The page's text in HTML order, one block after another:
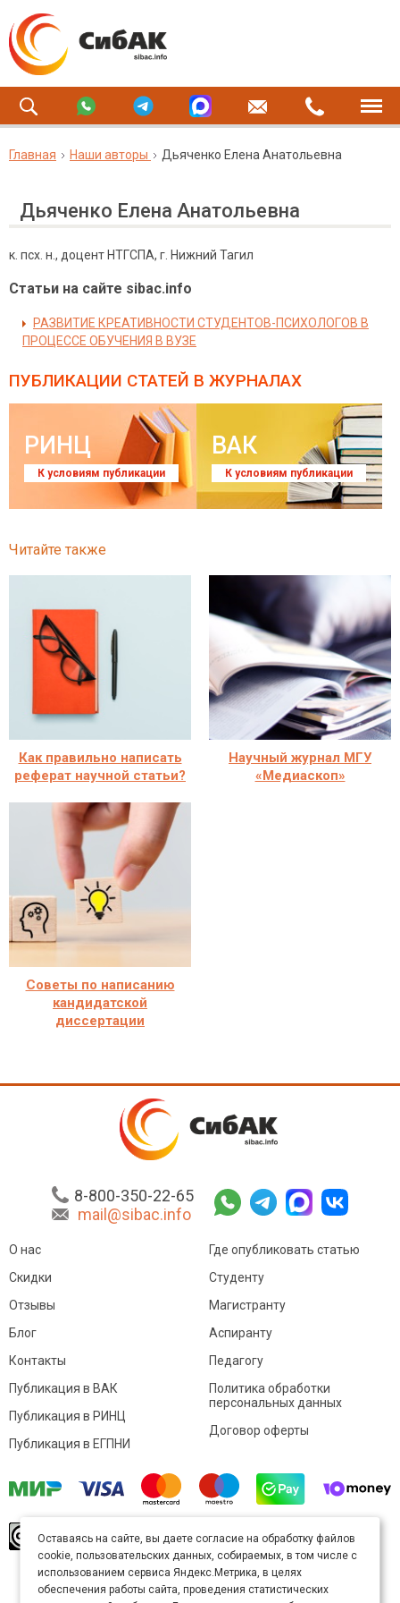
Главная Наши авторы Дьяченко Елена Анатольевна
Дьяченко Елена Анатольевна
к. псх. н., доцент НТГСПА, г. Нижний Тагил
Статьи на сайте sibac.info
РАЗВИТИЕ КРЕАТИВНОСТИ СТУДЕНТОВ-ПСИХОЛОГОВ В
ПРОЦЕССЕ ОБУЧЕНИЯ В ВУЗЕ
ПУБЛИКАЦИИ СТАТЕЙ В ЖУРНАЛАХ
РИНЦ
К условиям публикации
ВАК
К условиям публикации
Читайте также
Как правильно написать
реферат научной статьи?
Научный журнал МГУ
«Медиаскоп»
Советы по написанию
кандидатской
диссертации
8-800-350-22-65
mail@sibac.info
О нас
Скидки
Отзывы
Блог
Контакты
Где опубликовать статью
Студенту
Магистранту
Аспиранту
Педагогу
Публикация в ВАК
Публикация в РИНЦ
Публикация в ЕГПНИ
Политика обработки
персональных данных
Договор оферты
произведение доступно полицензии Creative
Commons «Attribution» («Атрибуция») 4.0
Непортированная.
Карта сайта
Оставаясь на сайте, вы даете согласие на обработку файлов
cookie, пользовательских данных, собираемых, в том числе с
использованием сервиса Яндекс.Метрика, в целях
обеспечения работы сайта, проведения статистических